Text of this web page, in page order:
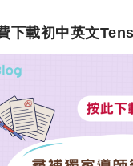
下載初中英文